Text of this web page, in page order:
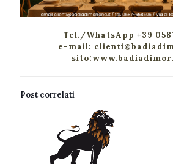
Tel./WhatsApp +39
e-mail:
Post correlati